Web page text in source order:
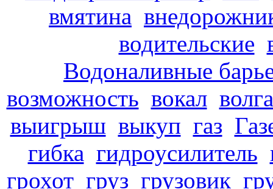
вмятина
водительские
Водоналивные
возможность вокал волга
выигрыш выкуп газ
гибка гидроусилитель
грохот груз грузовик